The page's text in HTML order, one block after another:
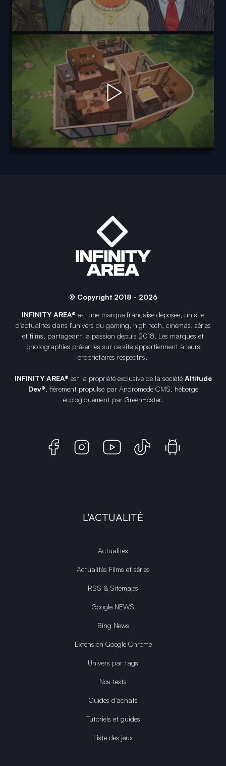
© Copyright 2018 - 2026
INFINITY AREA® est une marque française déposée, un site
d'actualités dans l'univers du gaming, high tech, cinémas, séries
et films, partageant la passion depuis 2018. Les marques et
photographies présentes sur ce site appartiennent à leurs
propriétaires respectifs.
INFINITY AREA® est la propriété exclusive de la société Altitude
Dev®, fièrement propulsé par Andromede CMS, hébergé
écologiquement par GreenHoster.
L'ACTUALITÉ
Actualités
Actualités Films et séries
RSS & Sitemaps
Google NEWS
Bing News
Extension Google Chrome
Univers par tags
Nos tests
Guides d'achats
Tutoriels et guides
Liste des jeux